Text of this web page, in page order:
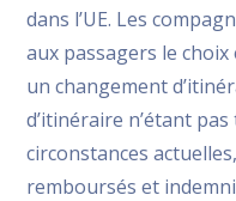
dans l’UE. Les
aux passagers le
un changement
d’itinéraire n’étant
circonstances
remboursés et